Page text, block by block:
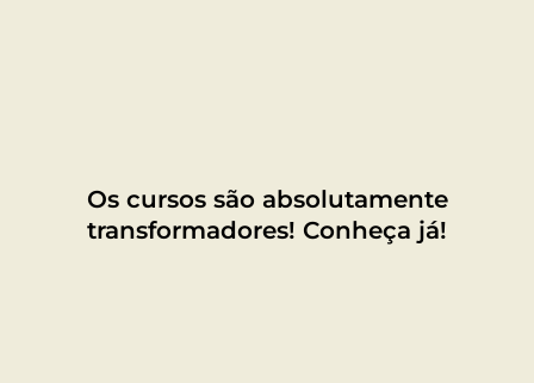
Os cursos são absolutamente
transformadores! Conheça já!